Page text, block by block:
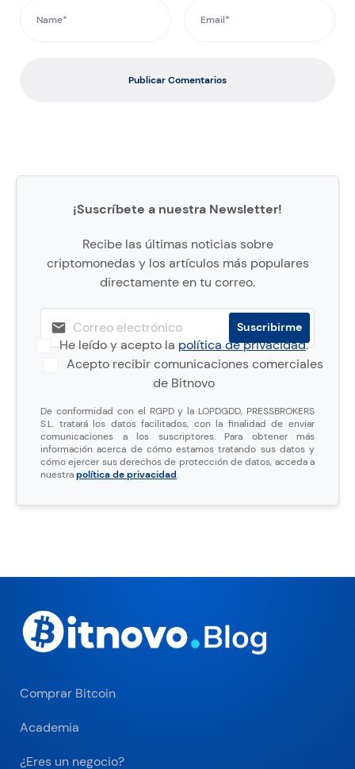
Publicar Comentarios
¡Suscríbete a nuestra Newsletter!
Recibe las últimas noticias sobre
criptomonedas y los artículos más populares
directamente en tu correo.
He leído y acepto lapolítica de privacidad.
Acepto recibir comunicaciones comerciales
de Bitnovo
De conformidad con el RGPD y la LOPDGDD, PRESSBROKERS
S.L. tratará los datos facilitados, con la finalidad de enviar
comunicaciones a los suscriptores. Para obtener más
información acerca de cómo estamos tratando sus datos y
cómo ejercer sus derechos de protección de datos, acceda a
nuestrapolítica de privacidad.
Comprar Bitcoin
Academia
¿Eres un negocio?